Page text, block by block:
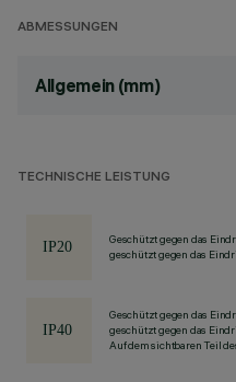
ABMESSUNGEN
Allgemein (mm)
TECHNISCHE LEISTUNG
Geschützt gegen das
geschützt gegen das
Geschützt gegen das
geschützt gegen das
Auf dem sichtbaren Teil